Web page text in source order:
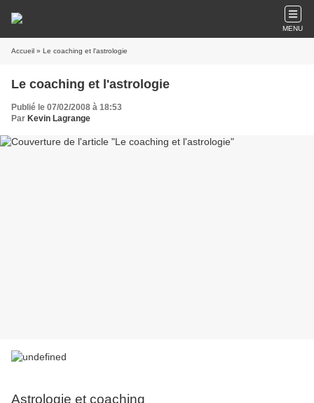
MENU
Accueil » Le coaching et l'astrologie
Le coaching et l'astrologie
Publié le 07/02/2008 à 18:53
Par Kevin Lagrange
Astrologie et coaching